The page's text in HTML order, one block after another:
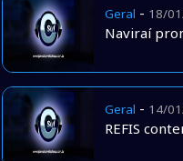
Geral - 18/
Naviraí
Geral - 14/
REFIS